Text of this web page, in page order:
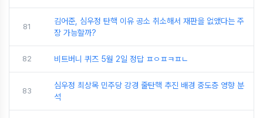
81
김어준, 심우정 탄핵 이유 공소 취소해서 재판을 없앴다는 주
장 가능할까?
82 비트버니 퀴즈 5월 2일 정답 ㅍㅇㅍㅋㅍㄴ
83
심우정 최상목 민주당 강경 줄탄핵 추진 배경 중도층 영향 분
석